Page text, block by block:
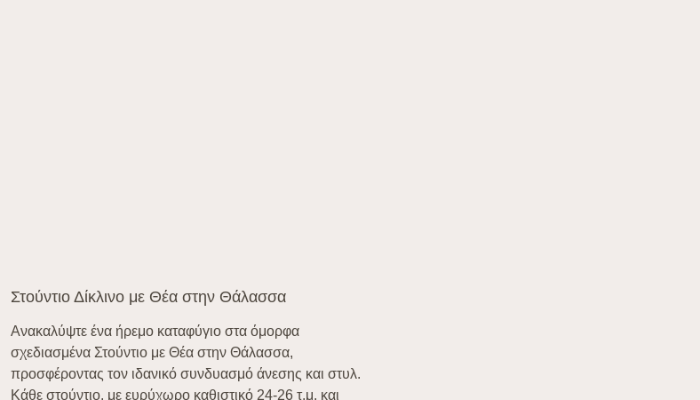
Στούντιο Δίκλινο με Θέα στην Θάλασσα
Ανακαλύψτε ένα ήρεμο καταφύγιο στα όμορφα
σχεδιασμένα Στούντιο με Θέα στην Θάλασσα,
προσφέροντας τον ιδανικό συνδυασμό άνεσης και στυλ.
Κάθε στούντιο, με ευρύχωρο καθιστικό 24-26 τ.μ. και